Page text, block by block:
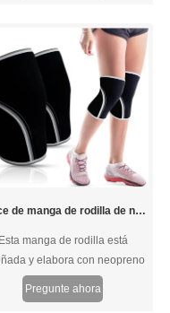
fácil de mantener, sino que
lo mantiene fresco y libre
de sudor.
Brace de manga de rodilla de neopreno de 7 mm para correr pesas de levantamiento de pesas
Esta manga de rodilla está
y elabora con neopreno
de 7 mm de buena calidad y
manga de rodilla de costura
Pregunte ahora